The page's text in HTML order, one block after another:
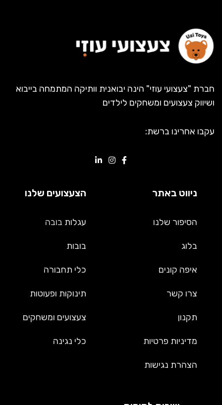
חברת "צעצועי עוזי" הינה יבואנית וותיקה המתמחה בייבוא
ושיווק צעצועים ומשחקים לילדים
עקבו אחרינו ברשת:
ניווט באתר
הסיפור שלנו
בלוג
איפה קונים
צרו קשר
תקנון
מדיניות פרטיות
הצהרת נגישות
הצעצועים שלנו
עגלות בובה
בובות
כלי תחבורה
תינוקות ופעוטות
צעצועים ומשחקים
כלי נגינה